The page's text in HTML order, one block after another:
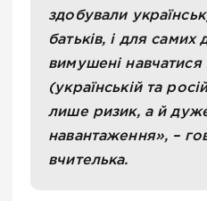
здобували
батьків, і для самих
вимушені
(українській та
лише ризик, а й
навантаження», –
вчителька.